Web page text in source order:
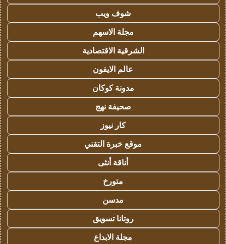
شوف ويب
مجلة الاسهم
الشرقية الاقتصادية
عالم الايفون
مدونة كوكان
صحيفة نهج
كار نيوز
موقع خبرة التقني
أناقة أنثى
متورخ
مدسن
روتانا تسويق
مجلة الابداع